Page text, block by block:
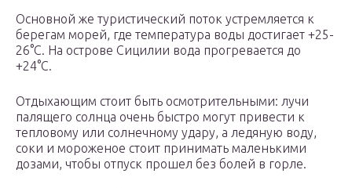
Основной же туристический поток устремляется к
берегам морей, где температура воды достигает +25-
26°С. На острове Сицилии вода прогревается до
+24°С.
Отдыхающим стоит быть осмотрительными: лучи
палящего солнца очень быстро могут привести к
тепловому или солнечному удару, а ледяную воду,
соки и мороженое стоит принимать маленькими
дозами, чтобы отпуск прошел без болей в горле.